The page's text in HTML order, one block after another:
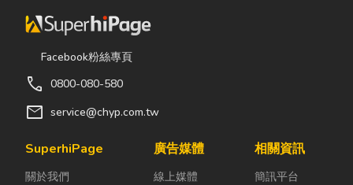
Facebook粉絲專頁
call 0800-080-580
mail service@chyp.com.tw
SuperhiPage
關於我們
廣告媒體
線上媒體
相關資訊
簡訊平台